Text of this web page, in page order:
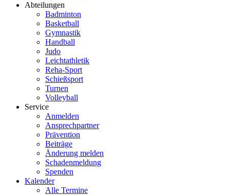
Abteilungen
Badminton
Basketball
Gymnastik
Handball
Judo
Leichtathletik
Reha-Sport
Schießsport
Turnen
Volleyball
Service
Anmelden
Ansprechpartner
Prävention
Beiträge
Änderung melden
Schadenmeldung
Spenden
Kalender
Alle Termine